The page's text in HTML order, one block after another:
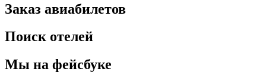
Заказ авиабилетов
Поиск отелей
Мы на фейсбуке